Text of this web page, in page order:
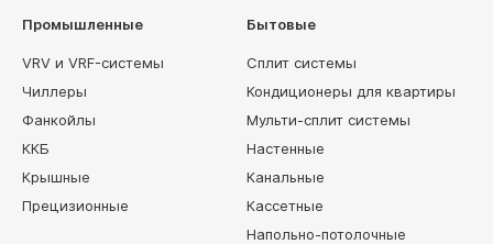
Промышленные
VRV и VRF-системы
Чиллеры
Фанкойлы
ККБ
Крышные
Прецизионные
Бытовые
Сплит системы
Кондиционеры для квартиры
Мульти-сплит системы
Настенные
Канальные
Кассетные
Напольно-потолочные